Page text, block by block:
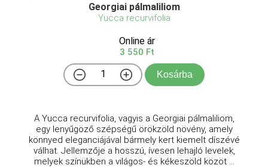
Georgiai pálmaliliom
Yucca recurvifolia
Online ár
3 550 Ft
Kosárba
A Yucca recurvifolia, vagyis a Georgiai pálmaliliom,
egy lenyűgöző szépségű örökzöld növény, amely
könnyed eleganciájával bármely kert kiemelt díszévé
válhat. Jellemzője a hosszú, ívesen lehajló levelek,
melyek színükben a világos- és kékeszöld közöt ...